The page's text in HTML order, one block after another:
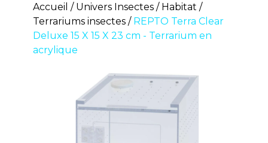
Accueil Univers Insectes
Habitat
Terrariums insectes
REPTO Terra Clear
Deluxe 15 X 15 X 23 cm - Terrarium en
acrylique